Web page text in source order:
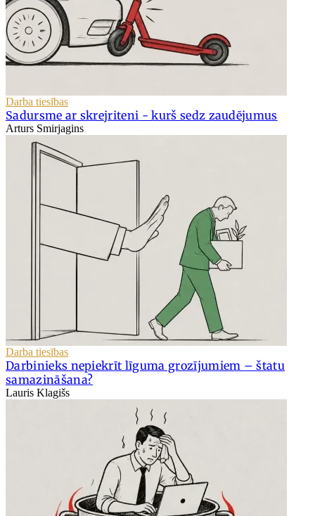
Darba tiesības
Sadursme ar skrejriteni - kurš sedz zaudējumus
Arturs Smirjagins
Darba tiesības
Darbinieks nepiekrīt līguma grozījumiem – štatu
samazināšana?
Lauris Klagišs